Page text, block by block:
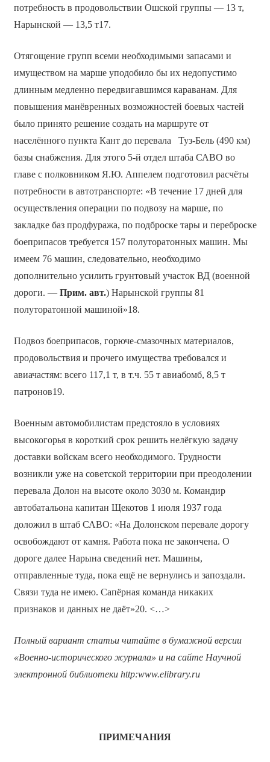
потребность в продовольствии Ошской группы — 13 т,
Нарынской — 13,5 т17.
Отягощение групп всеми необходимыми запасами и
имуществом на марше уподобило бы их недопустимо
длинным медленно передвигавшимся караванам. Для
повышения манёвренных возможностей боевых частей
было принято решение создать на маршруте от
населённого пункта Кант до перевала Туз-Бель (490 км)
базы снабжения. Для этого 5-й отдел штаба САВО во
главе с полковником Я.Ю. Аппелем подготовил расчёты
потребности в автотранспорте: «В течение 17 дней для
осуществления операции по подвозу на марше, по
закладке баз продфуража, по подброске тары и переброске
боеприпасов требуется 157 полуторатонных машин. Мы
имеем 76 машин, следовательно, необходимо
дополнительно усилить грунтовый участок ВД (военной
дороги. — Прим. авт.) Нарынской группы 81
полуторатонной машиной»18.
Подвоз боеприпасов, горюче-смазочных материалов,
продовольствия и прочего имущества требовался и
авиачастям: всего 117,1 т, в т.ч. 55 т авиабомб, 8,5 т
патронов19.
Военным автомобилистам предстояло в условиях
высокогорья в короткий срок решить нелёгкую задачу
доставки войскам всего необходимого. Трудности
возникли уже на советской территории при преодолении
перевала Долон на высоте около 3030 м. Командир
автобатальона капитан Щекотов 1 июля 1937 года
доложил в штаб САВО: «На Долонском перевале дорогу
освобождают от камня. Работа пока не закончена. О
дороге далее Нарына сведений нет. Машины,
отправленные туда, пока ещё не вернулись и запоздали.
Связи туда не имею. Сапёрная команда никаких
признаков и данных не даёт»20. <…>
Полный вариант статьи читайте в бумажной версии
«Военно-исторического журнала» и на сайте Научной
электронной библиотеки http:www.elibrary.ru
ПРИМЕЧАНИЯ